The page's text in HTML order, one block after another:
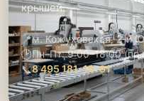
крышей.
📍м. Кожуховская, 2-й
🕑Пн–Пт: 9:00–18:00 (по
📞8 495 181-19-91